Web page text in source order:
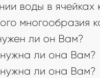
воды в ячейках
многообразия
ли он Вам?
ли она Вам?
ли она Вам?